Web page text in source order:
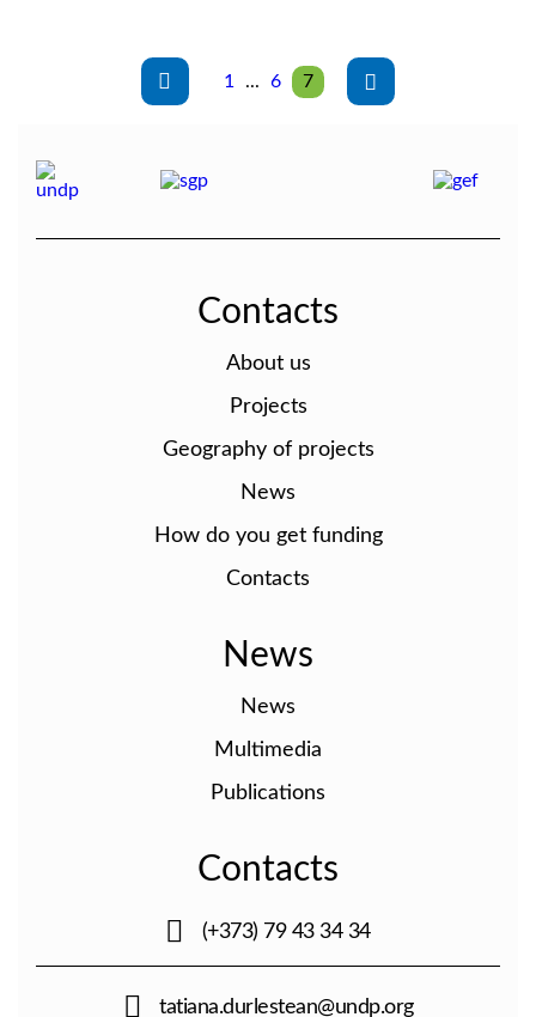
1 ... 6 7
Contacts
About us
Projects
Geography of projects
News
How do you get funding
Contacts
News
News
Multimedia
Publications
Contacts
(+373) 79 43 34 34
tatiana.durlestean@undp.org